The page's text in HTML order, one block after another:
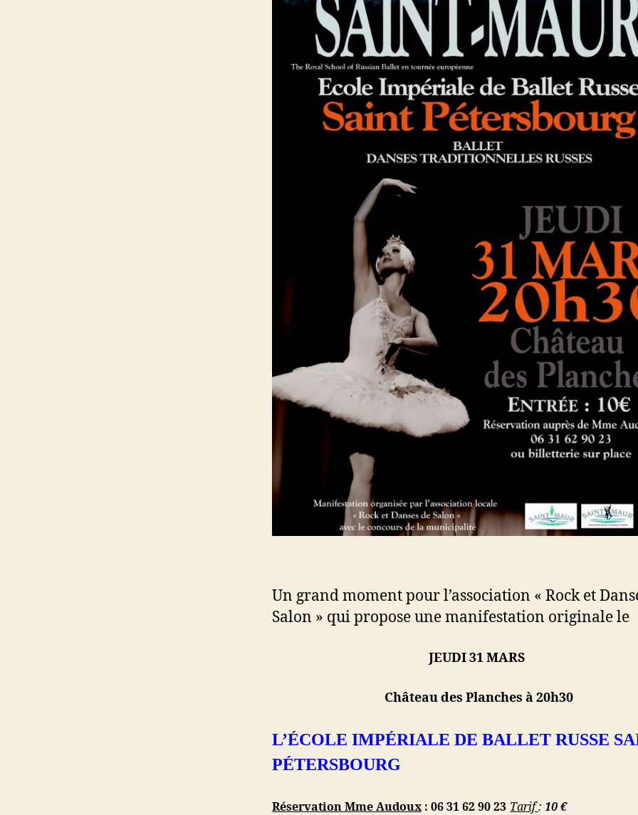
Un grand moment pour l’association « Rock et
Salon » qui propose une manifestation originale le
JEUDI 31 MARS
Château des Planches à 20h30
L’ÉCOLE IMPÉRIALE DE BALLET RUSSE
PÉTERSBOURG
Réservation Mme Audoux: 06 31 62 90 23 Tarif: 10 €